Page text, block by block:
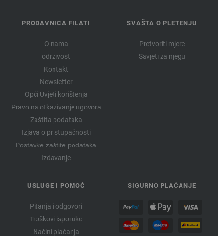
PRODAVNICA FILATI
O nama
održivost
Kontakt
Newsletter
Opći Uvjeti korištenja
Pravo na otkazivanje ugovora
Zaštita podataka
Izjava o pristupačnosti
Postavke zaštite podataka
Izdavanje
SVAŠTA O PLETENJU
Pretvoriti mjere
Savjeti za njegu
USLUGE I POMOĆ
Pitanja i odgovori
Troškovi isporuke
Načini plaćanja
SIGURNO PLAĆANJE